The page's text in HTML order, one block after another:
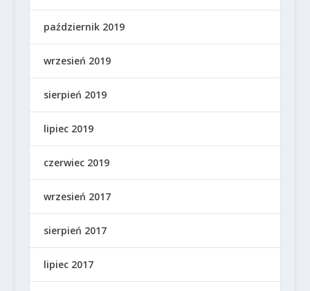
październik 2019
wrzesień 2019
sierpień 2019
lipiec 2019
czerwiec 2019
wrzesień 2017
sierpień 2017
lipiec 2017